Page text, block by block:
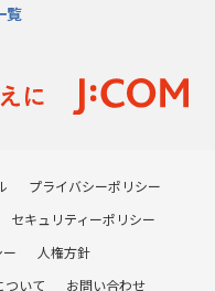
覧
プライバシーポリシー
セキュリティーポリシー
人権方針
ついて
お問い合わせ